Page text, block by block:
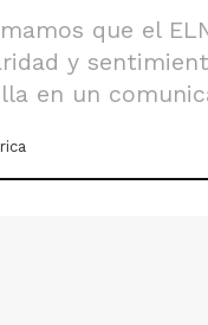
que el
y
en un